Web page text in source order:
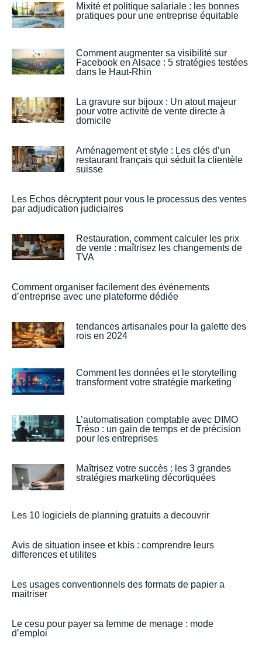
Mixité et politique salariale : les bonnes
pratiques pour une entreprise équitable
Comment augmenter sa visibilité sur
Facebook en Alsace : 5 stratégies testées
dans le Haut-Rhin
La gravure sur bijoux : Un atout majeur
pour votre activité de vente directe à
domicile
Aménagement et style : Les clés d’un
restaurant français qui séduit la clientèle
suisse
Les Echos décryptent pour vous le processus des ventes
par adjudication judiciaires
Restauration, comment calculer les prix
de vente : maîtrisez les changements de
TVA
Comment organiser facilement des événements
d’entreprise avec une plateforme dédiée
tendances artisanales pour la galette des
rois en 2024
Comment les données et le storytelling
transforment votre stratégie marketing
L’automatisation comptable avec DIMO
Tréso : un gain de temps et de précision
pour les entreprises
Maîtrisez votre succès : les 3 grandes
stratégies marketing décortiquées
Les 10 logiciels de planning gratuits a decouvrir
Avis de situation insee et kbis : comprendre leurs
differences et utilites
Les usages conventionnels des formats de papier a
maitriser
Le cesu pour payer sa femme de menage : mode
d’emploi